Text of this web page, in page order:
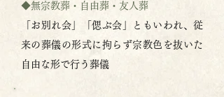
◆無宗教葬・自由葬・友人葬
「お別れ会」「偲ぶ会」ともいわれ、従
来の葬儀の形式に拘らず宗教色を抜いた
自由な形で行う葬儀